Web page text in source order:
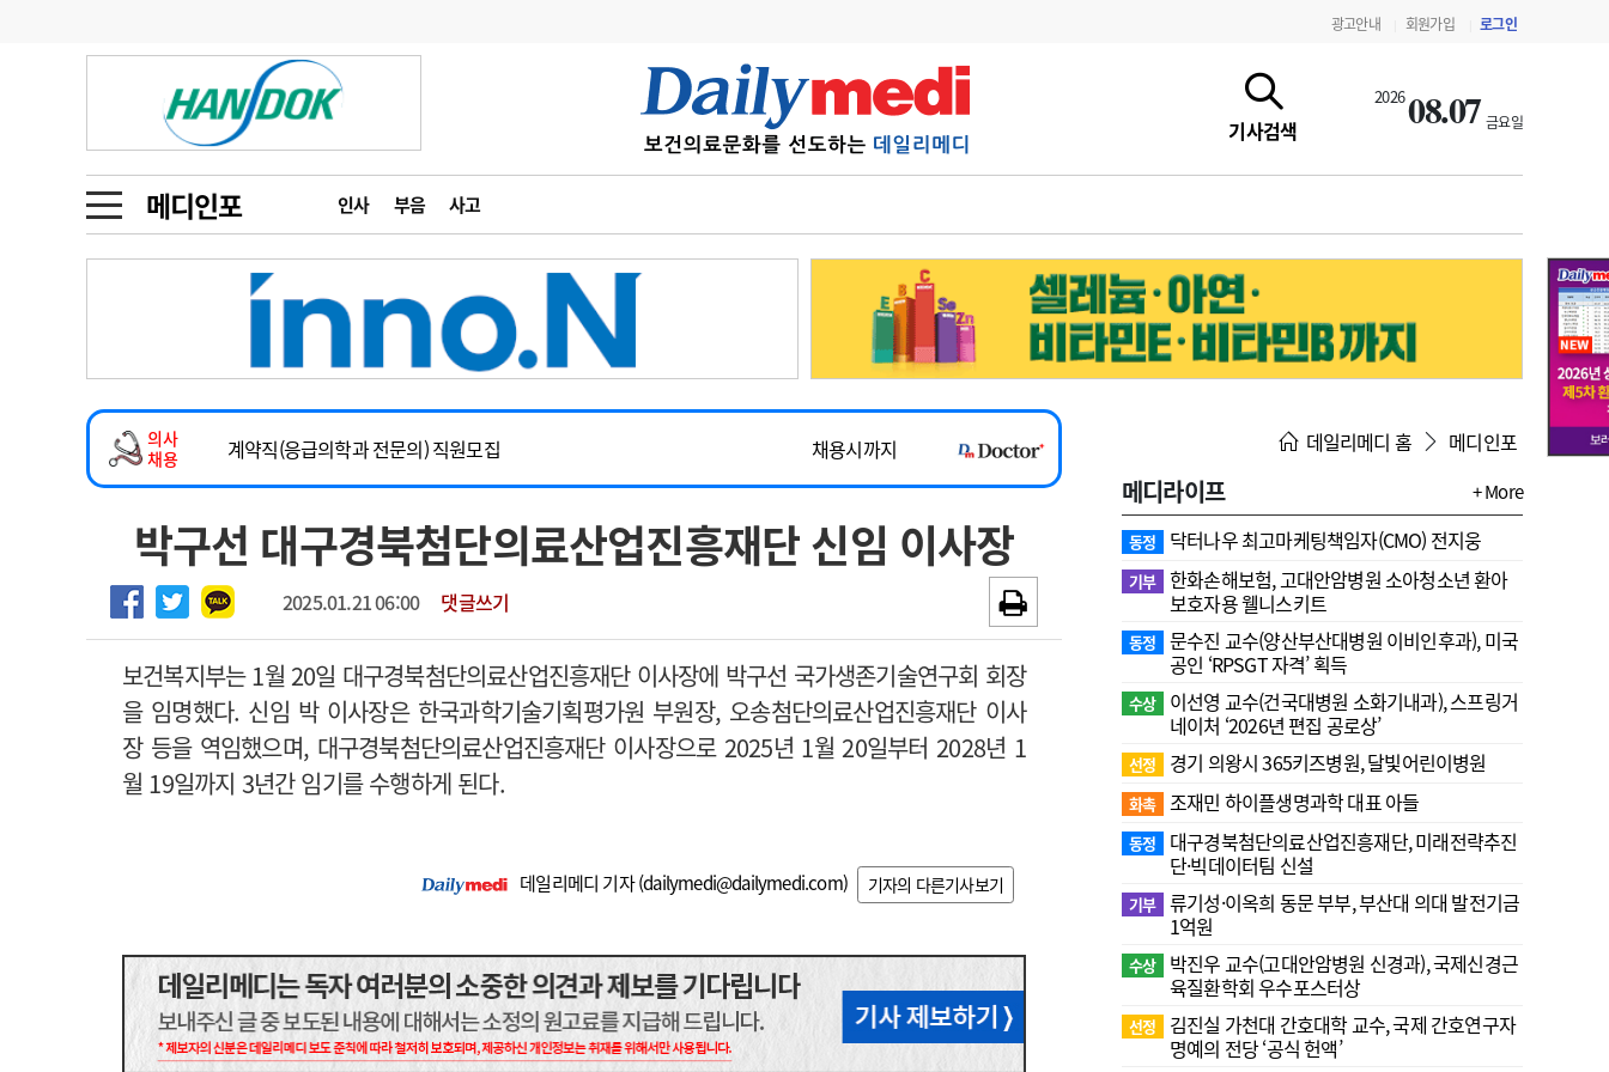
광고안내 회원가입 로그인
기사검색
202608.07 금요일
메디인포 인사 부음 사고
금주의 검색어
1
의사인력 수급 추계
3
AI의료
4
전공의 모집 결과
6
관리급여 실시
지필공 지원책
수련환경 개선
의과대학 입시
인사 사고
오피니언 수첩
인물 피플
동영상뉴스
포토뉴스
메디 Hospital 지역병원 중소병원
인포메이션 행정처분 판례 정책/통계 공시 약제급여 심사 결과
고객센터 회사소개 법적고지 광고안내
의사
채용
2026년 하반기 인턴 모집
~2026-08-31
마취통증의학과 임기제 임상의사 채용
채용시까지
계약직(응급의학과 전문의) 직원모집
채용시까지
하반기 전공의(레지던트1년차) 모집
~2026-08-15
2026년 하반기 인턴 모집
~2026-08-31
마취통증의학과 임기제 임상의사 채용
박구선 대구경북첨단의료산업진흥재단 신임 이사장
2025.01.21 06:00 댓글쓰기
보건복지부는 1월 20일 대구경북첨단의료산업진흥재단 이사장에 박구선 국가생존기술연구회 회장
을 임명했다. 신임 박 이사장은 한국과학기술기획평가원 부원장, 오송첨단의료산업진흥재단 이사
장 등을 역임했으며, 대구경북첨단의료산업진흥재단 이사장으로 2025년 1월 20일부터 2028년 1
월 19일까지 3년간 임기를 수행하게 된다.
데일리메디 기자 (dailymedi@dailymedi.com) 기자의 다른기사보기
데일리메디 홈 메디인포
메디라이프 + More
동정 닥터나우 최고마케팅책임자(CMO) 전지웅
기부 한화손해보험, 고대안암병원 소아청소년 환아
보호자용 웰니스키트
동정
문수진 교수( 양산부산대병원 이비인후과), 미국
공인 ‘RPSGT 자격’ 획득
수상
이선영 교수(건국대병원 소화기내과), 스프링거
네이처 ‘2026년 편집 공로상’
선정 경기 의왕시 365키즈병원, 달빛어린이병원
화촉 조재민 하이플생명과학 대표 아들
동정
대구경북첨단의료산업진흥재단, 미래전략추진
단·빅데이터팀 신설
기부 류기성·이옥희 동문 부부, 부산대 의대 발전기금
1억원
수상
박진우 교수(고대안암병원 신경과), 국제신경근
육질환학회 우수포스터상
선정
김진실 가천대 간호대학 교수, 국제 간호연구자
명예의 전당 ‘공식 헌액’